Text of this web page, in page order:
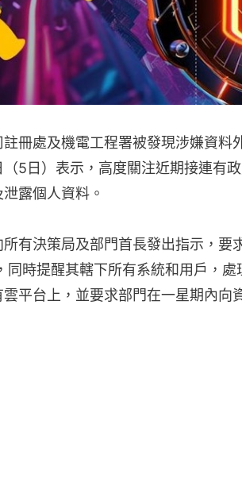
註冊處及機電工程署被發現涉嫌資料
5日）表示，高度關注近期接連有
露個人資料。
有決策局及部門首長發出指示，要
同時提醒其轄下所有系統和用戶，處
平台上，並要求部門在一星期內向